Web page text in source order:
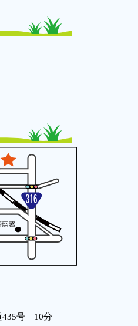
435号 10分